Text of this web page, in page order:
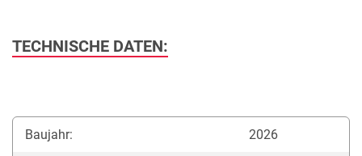
TECHNISCHE DATEN:
Baujahr: 2026